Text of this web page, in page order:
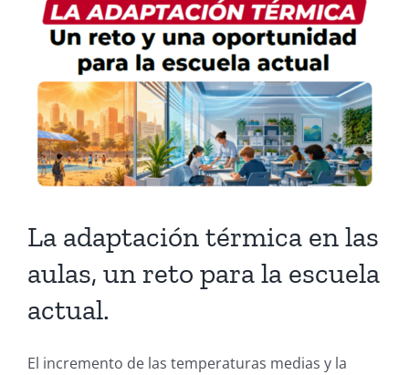
La adaptación térmica en las
aulas, un reto para la escuela
actual.
El incremento de las temperaturas medias y la